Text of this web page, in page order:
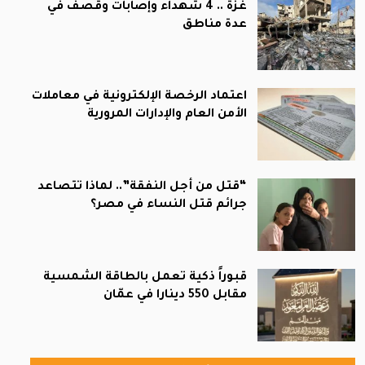
غزة .. 4 شهداء وإصابات وقصف في
عدة مناطق
اعتماد الرخصة الإلكترونية في معاملات
الأمن العام والإدارات المرورية
“قتل من أجل النفقة”.. لماذا تتصاعد
جرائم قتل النساء في مصر؟
قبوراً ذكية تعمل بالطاقة الشمسية
مقابل 550 دينارا في عمّان